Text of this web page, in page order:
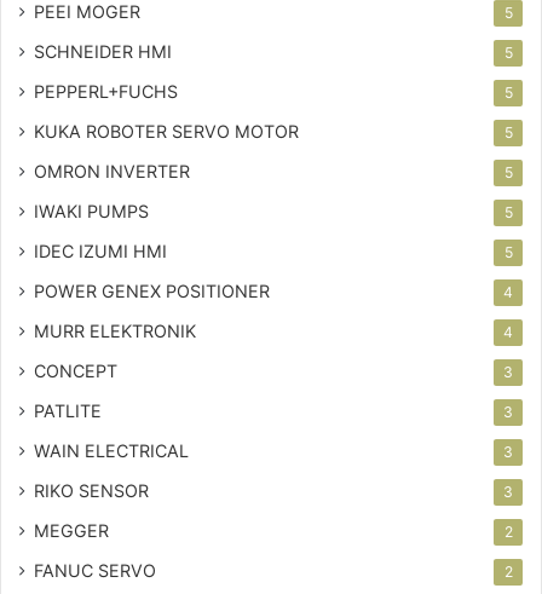
PEEI MOGER 5
SCHNEIDER HMI 5
PEPPERL+FUCHS 5
KUKA ROBOTER SERVO MOTOR 5
OMRON INVERTER 5
IWAKI PUMPS 5
IDEC IZUMI HMI 5
POWER GENEX POSITIONER 4
MURR ELEKTRONIK 4
CONCEPT 3
PATLITE 3
WAIN ELECTRICAL 3
RIKO SENSOR 3
MEGGER 2
FANUC SERVO 2